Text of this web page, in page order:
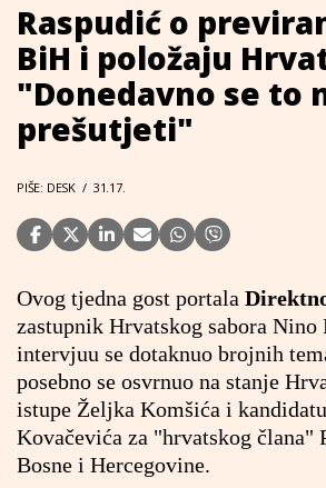
Raspudić o
BiH i položaju
"Donedavno se to
prešutjeti"
PIŠE: DESK / 31.17.
Ovog tjedna gost portala
zastupnik Hrvatskog sabora Nino
intervjuu se dotaknuo brojnih
posebno se osvrnuo na stanje
istupe Željka Komšića i
Kovačevića za "hrvatskog člana"
Bosne i Hercegovine.